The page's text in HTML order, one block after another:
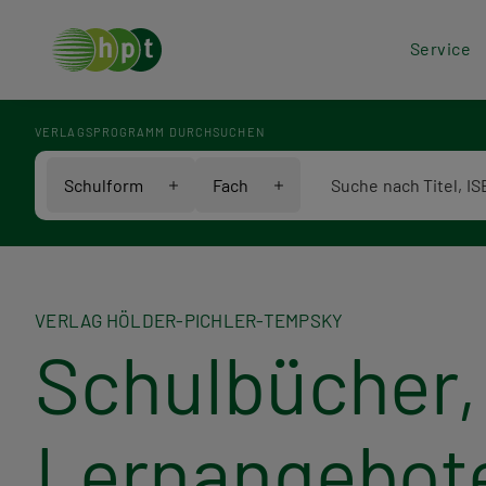
Service
VERLAGSPROGRAMM DURCHSUCHEN
Schulform Fach
VERLAG HÖLDER-PICHLER-TEMPSKY